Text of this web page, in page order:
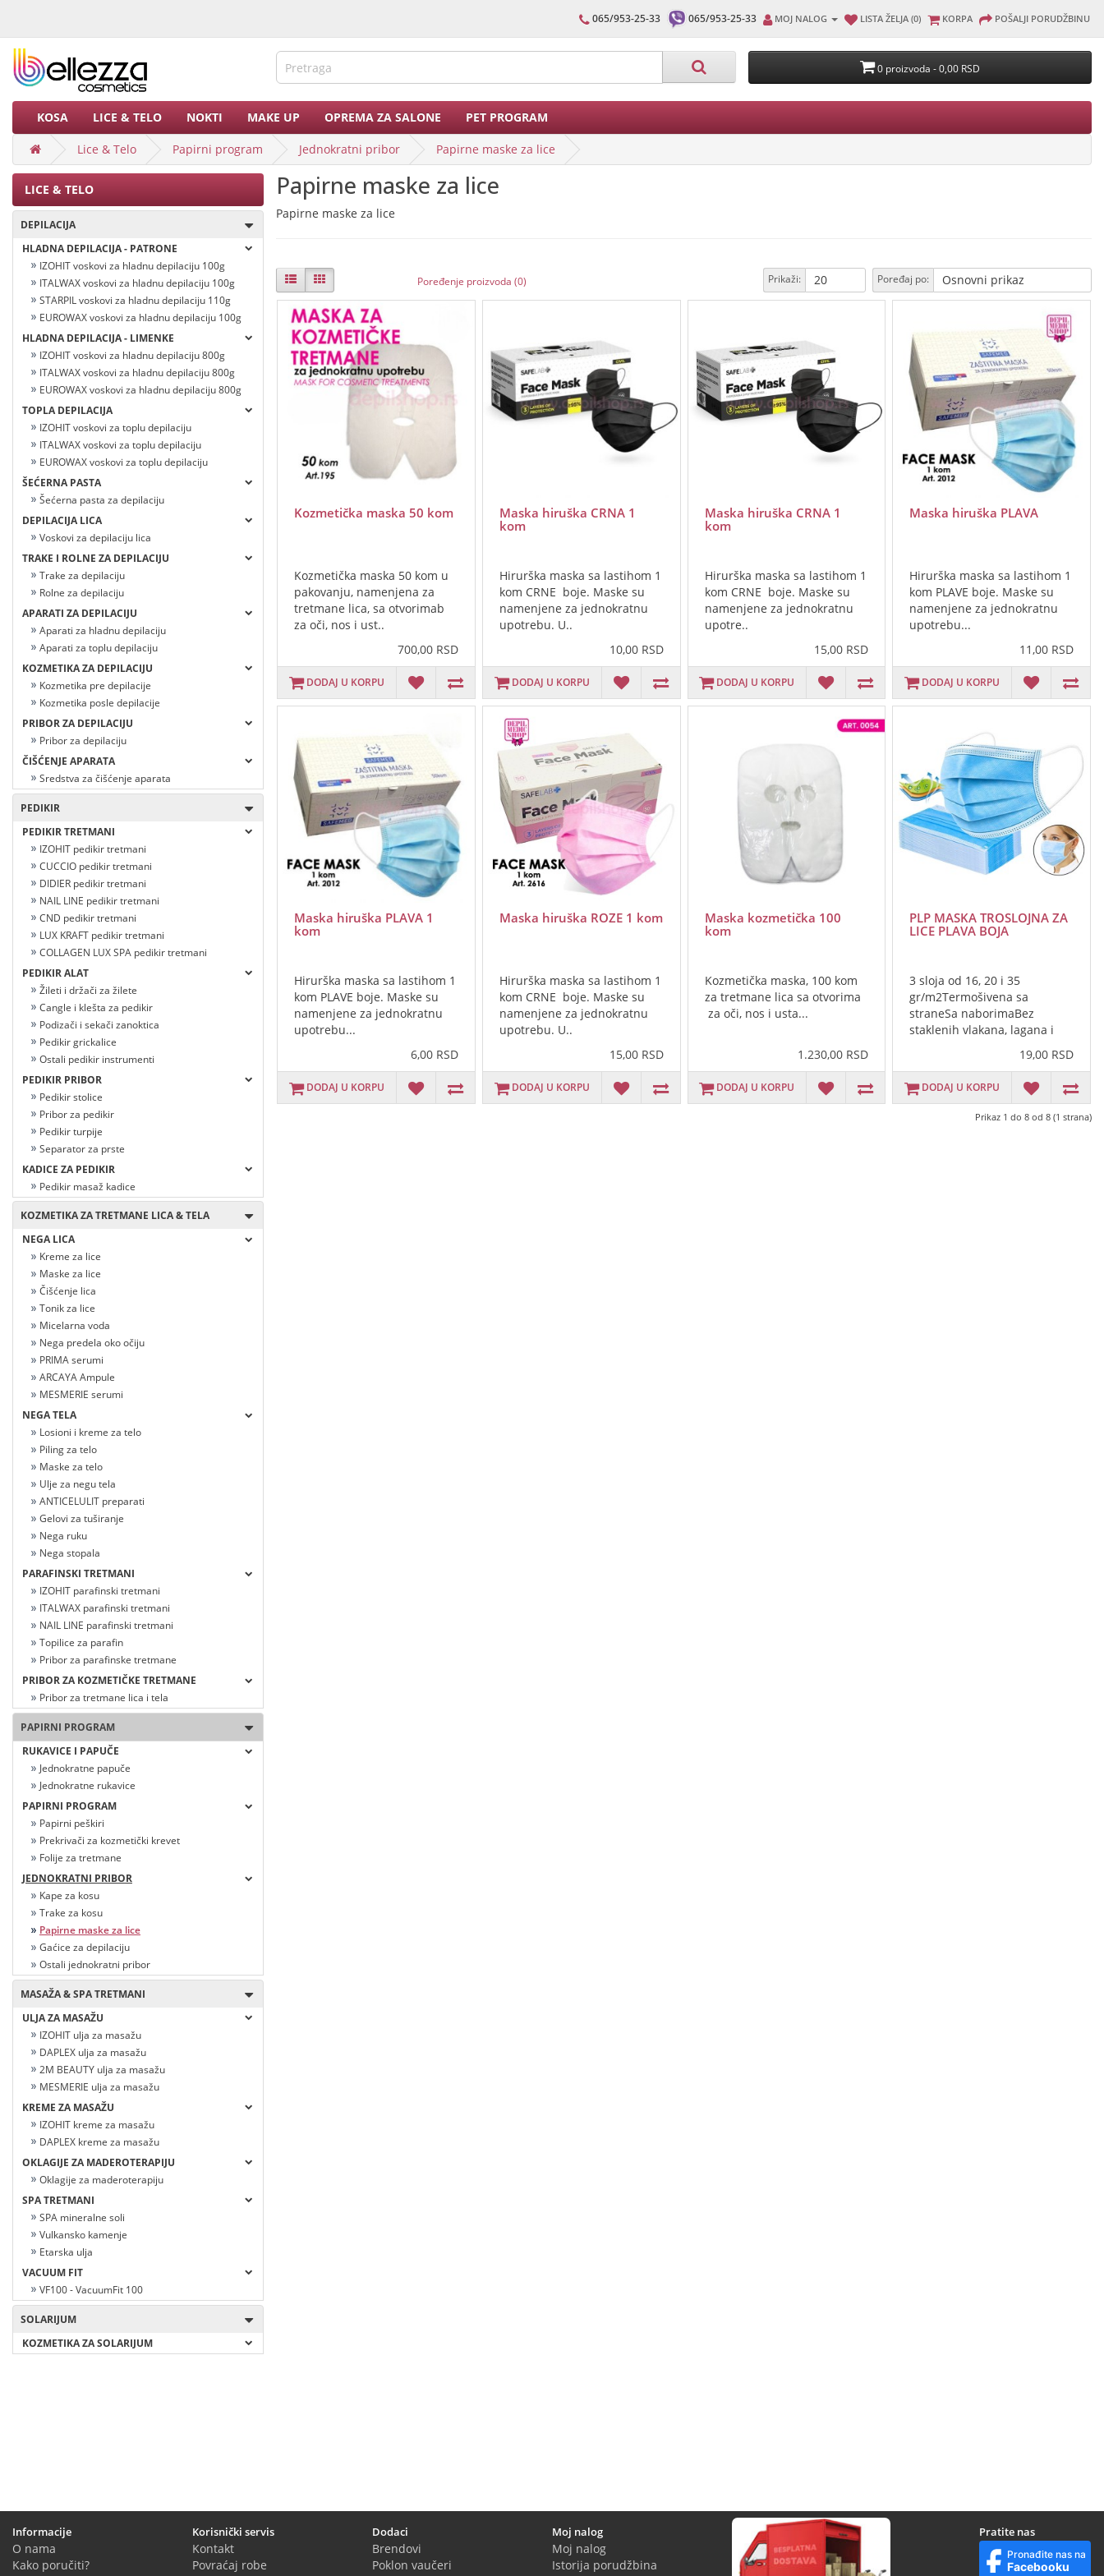
065/953-25-33 065/953-25-33 MOJ NALOG LISTA ŽELJA (0) KORPA POŠALJI PORUDŽBINU
0 proizvoda - 0,00 RSD
KOSA LICE & TELO NOKTI MAKE UP OPREMA ZA SALONE PET PROGRAM
Lice & Telo Papirni program Jednokratni pribor Papirne maske za lice
LICE & TELO
DEPILACIJA
HLADNA DEPILACIJA - PATRONE
IZOHIT voskovi za hladnu depilaciju 100g
ITALWAX voskovi za hladnu depilaciju 100g
STARPIL voskovi za hladnu depilaciju 110g
EUROWAX voskovi za hladnu depilaciju 100g
HLADNA DEPILACIJA - LIMENKE
IZOHIT voskovi za hladnu depilaciju 800g
ITALWAX voskovi za hladnu depilaciju 800g
EUROWAX voskovi za hladnu depilaciju 800g
TOPLA DEPILACIJA
IZOHIT voskovi za toplu depilaciju
ITALWAX voskovi za toplu depilaciju
EUROWAX voskovi za toplu depilaciju
ŠEĆERNA PASTA
Šećerna pasta za depilaciju
DEPILACIJA LICA
Voskovi za depilaciju lica
TRAKE I ROLNE ZA DEPILACIJU
Trake za depilaciju
Rolne za depilaciju
APARATI ZA DEPILACIJU
Aparati za hladnu depilaciju
Aparati za toplu depilaciju
KOZMETIKA ZA DEPILACIJU
Kozmetika pre depilacije
Kozmetika posle depilacije
PRIBOR ZA DEPILACIJU
Pribor za depilaciju
ČIŠĆENJE APARATA
Sredstva za čišćenje aparata
PEDIKIR
PEDIKIR TRETMANI
IZOHIT pedikir tretmani
CUCCIO pedikir tretmani
DIDIER pedikir tretmani
NAIL LINE pedikir tretmani
CND pedikir tretmani
LUX KRAFT pedikir tretmani
COLLAGEN LUX SPA pedikir tretmani
PEDIKIR ALAT
Žileti i držači za žilete
Cangle i klešta za pedikir
Podizači i sekači zanoktica
Pedikir grickalice
Ostali pedikir instrumenti
PEDIKIR PRIBOR
Pedikir stolice
Pribor za pedikir
Pedikir turpije
Separator za prste
KADICE ZA PEDIKIR
Pedikir masaž kadice
KOZMETIKA ZA TRETMANE LICA & TELA
NEGA LICA
Kreme za lice
Maske za lice
Čišćenje lica
Tonik za lice
Micelarna voda
Nega predela oko očiju
PRIMA serumi
ARCAYA Ampule
MESMERIE serumi
NEGA TELA
Losioni i kreme za telo
Piling za telo
Maske za telo
Ulje za negu tela
ANTICELULIT preparati
Gelovi za tuširanje
Nega ruku
Nega stopala
PARAFINSKI TRETMANI
IZOHIT parafinski tretmani
ITALWAX parafinski tretmani
NAIL LINE parafinski tretmani
Topilice za parafin
Pribor za parafinske tretmane
PRIBOR ZA KOZMETIČKE TRETMANE
Pribor za tretmane lica i tela
PAPIRNI PROGRAM
RUKAVICE I PAPUČE
Jednokratne papuče
Jednokratne rukavice
PAPIRNI PROGRAM
Papirni peškiri
Prekrivači za kozmetički krevet
Folije za tretmane
JEDNOKRATNI PRIBOR
Kape za kosu
Trake za kosu
Papirne maske za lice
Gaćice za depilaciju
Ostali jednokratni pribor
MASAŽA & SPA TRETMANI
ULJA ZA MASAŽU
IZOHIT ulja za masažu
DAPLEX ulja za masažu
2M BEAUTY ulja za masažu
MESMERIE ulja za masažu
KREME ZA MASAŽU
IZOHIT kreme za masažu
DAPLEX kreme za masažu
OKLAGIJE ZA MADEROTERAPIJU
Oklagije za maderoterapiju
SPA TRETMANI
SPA mineralne soli
Vulkansko kamenje
Etarska ulja
VACUUM FIT
VF100 - VacuumFit 100
SOLARIJUM
KOZMETIKA ZA SOLARIJUM
Papirne maske za lice
Papirne maske za lice
Poređenje proizvoda (0) Poređaj po:
Prikaži:
Kozmetička maska 50 kom
Kozmetička maska 50 kom u
pakovanju, namenjena za
tretmane lica, sa otvorimab
za oči, nos i ust..
700,00 RSD
DODAJ U KORPU
Maska hiruška CRNA 1
kom
Hirurška maska sa lastihom 1
kom CRNE boje. Maske su
namenjene za jednokratnu
upotrebu. U..
10,00 RSD
DODAJ U KORPU
Maska hiruška CRNA 1
kom
Hirurška maska sa lastihom 1
kom CRNE boje. Maske su
namenjene za jednokratnu
upotre..
15,00 RSD
DODAJ U KORPU
Maska hiruška PLAVA
Hirurška maska sa lastihom 1
kom PLAVE boje. Maske su
namenjene za jednokratnu
upotrebu...
11,00 RSD
DODAJ U KORPU
Maska hiruška PLAVA 1
kom
Hirurška maska sa lastihom 1
kom PLAVE boje. Maske su
namenjene za jednokratnu
upotrebu...
6,00 RSD
DODAJ U KORPU
Maska hiruška ROZE 1 kom
Hirurška maska sa lastihom 1
kom CRNE boje. Maske su
namenjene za jednokratnu
upotrebu. U..
15,00 RSD
DODAJ U KORPU
Maska kozmetička 100
kom
Kozmetička maska, 100 kom
za tretmane lica sa otvorima
za oči, nos i usta...
1.230,00 RSD
DODAJ U KORPU
PLP MASKA TROSLOJNA ZA
LICE PLAVA BOJA
3 sloja od 16, 20 i 35
gr/m2Termošivena sa
straneSa naborimaBez
staklenih vlakana, lagana i
19,00 RSD
DODAJ U KORPU
Prikaz 1 do 8 od 8 (1 strana)
Informacije
O nama
Kako poručiti?
Korisnički servis
Kontakt
Povraćaj robe
Dodaci
Brendovi
Poklon vaučeri
Moj nalog
Moj nalog
Istorija porudžbina
Pratite nas